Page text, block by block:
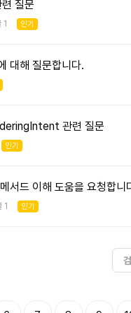
질문
1 인기
대해 질문합니다.
관련 질문
인기
드 이해 도움을 요청합니
1 인기